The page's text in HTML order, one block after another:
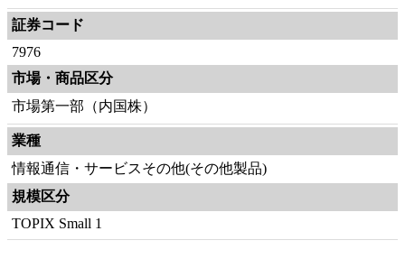
証券コード
7976
市場・商品区分
市場第一部（内国株）
業種
情報通信・サービスその他(その他製品)
規模区分
TOPIX Small 1